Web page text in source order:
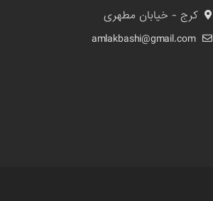
کرج - خیابان مطهری
amlakbashi@gmail.com